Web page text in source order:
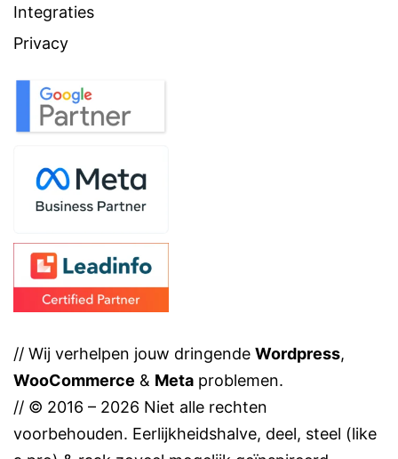
Integraties
Privacy
// Wij verhelpen jouw dringende Wordpress,
WooCommerce & Meta problemen.
// © 2016 – 2026 Niet alle rechten
voorbehouden. Eerlijkheidshalve, deel, steel (like